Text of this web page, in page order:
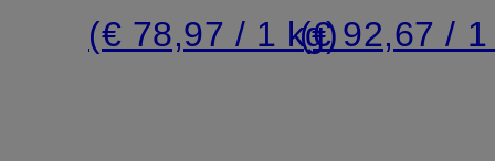
(€ 78,97 / 1 kg)(€ 92,67 /